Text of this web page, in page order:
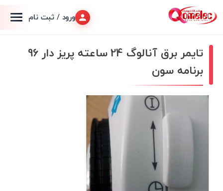
ورود / ثبت نام
تایمر برق آنالوگ 24 ساعته پریز دار 96
برنامه سون